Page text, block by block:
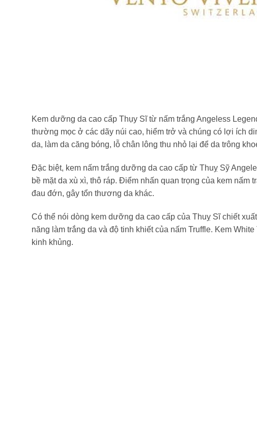
Kem dưỡng da cao cấp Thụy Sĩ từ nấm trắng Angeless
thường mọc ở các dãy núi cao, hiểm trở và chúng có lợi ích
da, làm da căng bóng, lỗ chân lông thu nhỏ lại để da trông
Đặc biệt, kem nấm trắng dưỡng da cao cấp từ Thuỵ Sỹ
bề mặt da xù xì, thô ráp. Điểm nhấn quan trọng của kem
đau đớn, gây tổn thương da khác.
Có thể nói dòng kem dưỡng da cao cấp của Thuỵ Sĩ chiết
năng làm trắng da và độ tinh khiết của nấm Truffle. Kem
kinh khủng.